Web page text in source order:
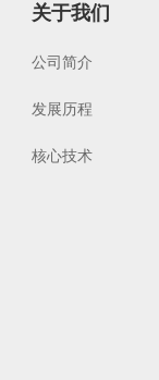
关于我们
公司简介
发展历程
核心技术